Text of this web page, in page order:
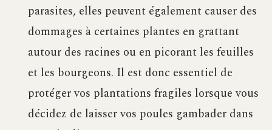
parasites, elles peuvent également causer des
dommages à certaines plantes en grattant
autour des racines ou en picorant les feuilles
et les bourgeons. Il est donc essentiel de
protéger vos plantations fragiles lorsque vous
décidez de laisser vos poules gambader dans